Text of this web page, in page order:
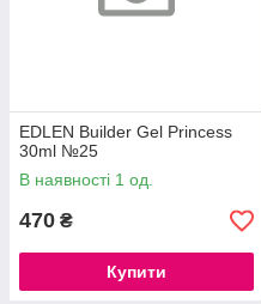
EDLEN Builder Gel Princess
30ml №25
В наявності 1 од.
470 ₴
Купити